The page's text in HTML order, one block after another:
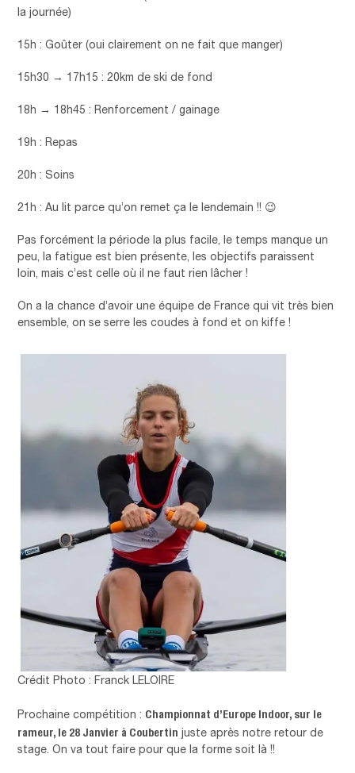
la journée)
15h : Goûter (oui clairement on ne fait que manger)
15h30 → 17h15 : 20km de ski de fond
18h → 18h45 : Renforcement / gainage
19h : Repas
20h : Soins
21h : Au lit parce qu’on remet ça le lendemain !! 😉
Pas forcément la période la plus facile, le temps manque un
peu, la fatigue est bien présente, les objectifs paraissent
loin, mais c’est celle où il ne faut rien lâcher !
On a la chance d’avoir une équipe de France qui vit très bien
ensemble, on se serre les coudes à fond et on kiffe !
Crédit Photo : Franck LELOIRE
Prochaine compétition : Championnat d’Europe Indoor, sur le
rameur, le 28 Janvier à Coubertin juste après notre retour de
stage. On va tout faire pour que la forme soit là !!